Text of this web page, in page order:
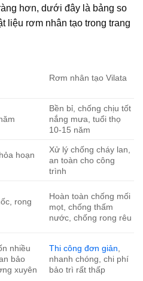
hơn, dưới đây là bảng so
liệu rơm nhân tạo trong trang
Rơm nhân tạo Vilata
Bền bỉ, chống chịu tốt
nắng mưa, tuổi thọ
10-15 năm
hoạn
Xử lý chống cháy lan,
an toàn cho công
trình
rong
Hoàn toàn chống mối
mọt, chống thấm
nước, chống rong rêu
nhiều
bảo
xuyên
Thi công đơn giản,
nhanh chóng, chi phí
bảo trì rất thấp